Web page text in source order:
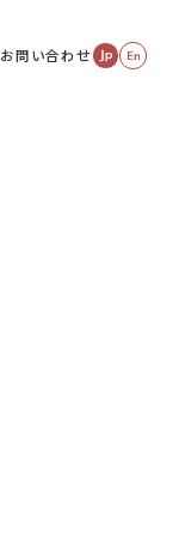
お問い合わせ